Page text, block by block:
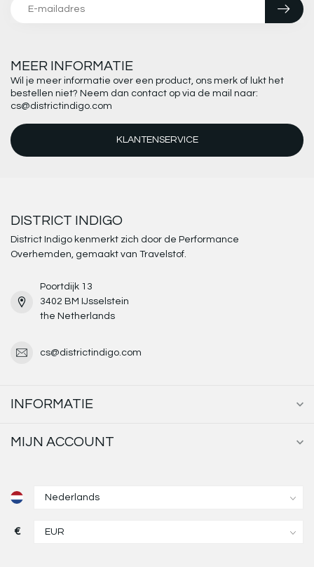
MEER INFORMATIE
Wil je meer informatie over een product, ons merk of lukt het
bestellen niet? Neem dan contact op via de mail naar:
cs@districtindigo.com
KLANTENSERVICE
DISTRICT INDIGO
District Indigo kenmerkt zich door de Performance
Overhemden, gemaakt van Travelstof.
Poortdijk 13
3402 BM IJsselstein
the Netherlands
cs@districtindigo.com
INFORMATIE
MIJN ACCOUNT
€